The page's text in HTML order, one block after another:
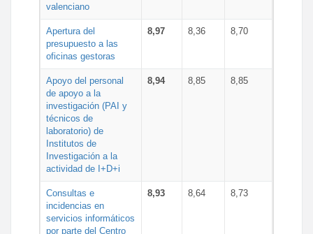
valenciano
Apertura del
presupuesto a las
oficinas gestoras
8,97 8,36 8,70
Apoyo del personal
de apoyo a la
investigación (PAI y
técnicos de
laboratorio) de
Institutos de
Investigación a la
actividad de I+D+i
8,94 8,85 8,85
Consultas e
incidencias en
servicios informáticos
por parte del Centro
8,93 8,64 8,73